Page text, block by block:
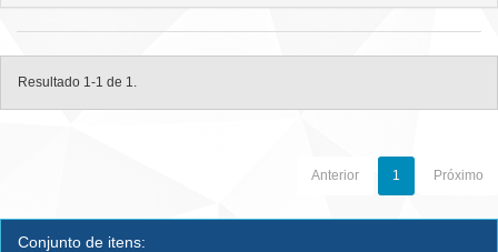
Resultado 1-1 de 1.
Anterior 1 Próximo
Conjunto de itens: